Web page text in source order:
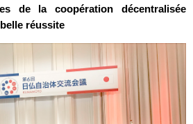
de la coopération décentralisée
réussite